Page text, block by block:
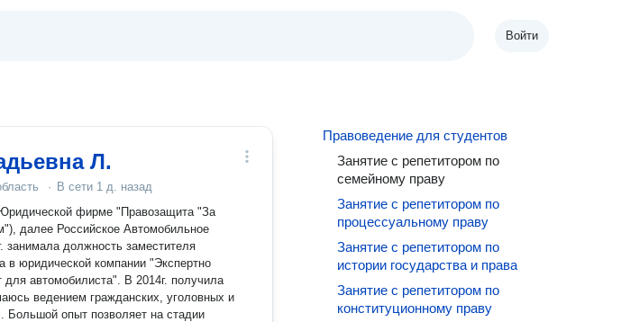
Войти
Л.
· В сети 1 д. назад
фирме "Правозащита "За
далее Российское Автомобильное
занимала должность заместителя
в юридической компании "Экспертно
автомобилиста". В 2014г. получила
ведением гражданских, уголовных и
Большой опыт позволяет на стадии
Правоведение для студентов
Занятие с репетитором по
семейному праву
Занятие с репетитором по
процессуальному праву
Занятие с репетитором по
истории государства и права
Занятие с репетитором по
конституционному праву